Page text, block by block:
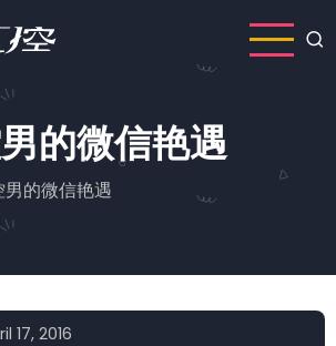
的微信艳遇
的微信艳遇
17, 2016